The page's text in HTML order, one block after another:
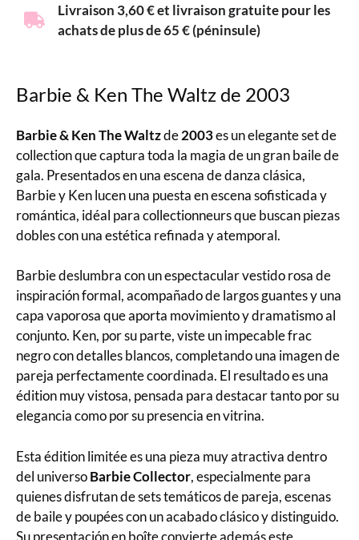
Livraison 3,60 € et livraison gratuite pour les
achats de plus de 65 € (péninsule)
Barbie & Ken The Waltz de 2003
Barbie & Ken The Waltzde2003es un elegante set de
collection que captura toda la magia de un gran baile de
gala. Presentados en una escena de danza clásica,
Barbie y Ken lucen una puesta en escena sofisticada y
romántica, idéal para collectionneurs que buscan piezas
dobles con una estética refinada y atemporal.
Barbie deslumbra con un espectacular vestido rosa de
inspiración formal, acompañado de largos guantes y una
capa vaporosa que aporta movimiento y dramatismo al
conjunto. Ken, por su parte, viste un impecable frac
negro con detalles blancos, completando una imagen de
pareja perfectamente coordinada. El resultado es una
édition muy vistosa, pensada para destacar tanto por su
elegancia como por su presencia en vitrina.
Esta édition limitée es una pieza muy atractiva dentro
del universoBarbie Collector, especialmente para
quienes disfrutan de sets temáticos de pareja, escenas
de baile y poupées con un acabado clásico y distinguido.
Su presentación en boîte convierte además este